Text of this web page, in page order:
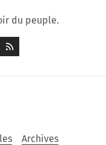
du peuple.
Archives